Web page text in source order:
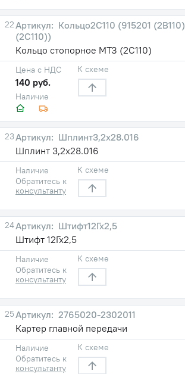
22
Кольцо2С110 (915201 (2В110)
(2С110))
Кольцо стопорное МТЗ (2С110)
Наличие
Цена с НДС
140 руб.
К схеме
23
Шплинт3,2х28.016
Шплинт 3,2х28.016
Наличие
Обратитесь к
консультанту
К схеме
24
Штифт12Гх2,5
Штифт 12Гх2,5
Наличие
Обратитесь к
консультанту
К схеме
25
2765020-2302011
Картер главной передачи
Наличие
Обратитесь к
консультанту
К схеме